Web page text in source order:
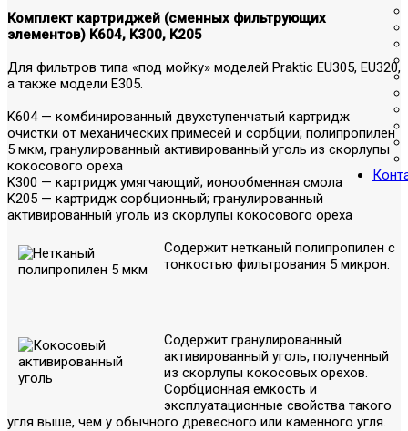
Комплект картриджей (сменных фильтрующих
элементов) K604, K300, K205
Для фильтров типа «под мойку» моделей Praktic EU305, EU320,
а также модели E305.
K604 — комбинированный двухступенчатый картридж
очистки от механических примесей и сорбции; полипропилен
5 мкм, гранулированный активированный уголь из скорлупы
кокосового ореха
K300 — картридж умягчающий; ионообменная смола
K205 — картридж сорбционный; гранулированный
активированный уголь из скорлупы кокосового ореха
Содержит нетканый полипропилен с
тонкостью фильтрования 5 микрон.
Содержит гранулированный
активированный уголь, полученный
из скорлупы кокосовых орехов.
Сорбционная емкость и
эксплуатационные свойства такого
угля выше, чем у обычного древесного или каменного угля.